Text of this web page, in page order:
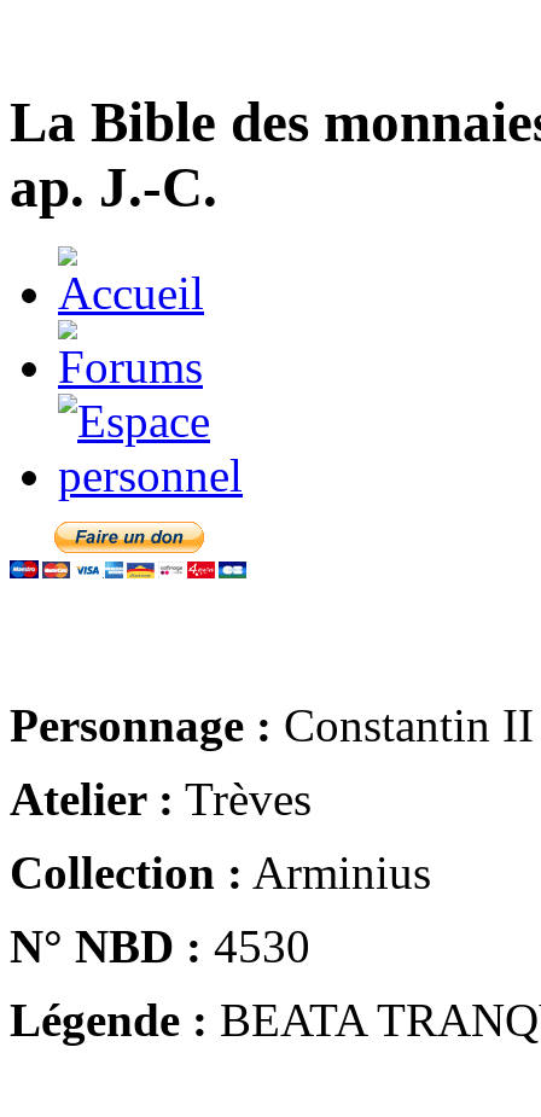
La Bible des
ap. J.-C.
Personnage : Constantin II
Atelier : Trèves
Collection : Arminius
N° NBD : 4530
Légende : BEATA